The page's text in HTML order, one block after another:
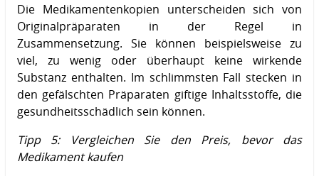
Die Medikamentenkopien unterscheiden sich von
Originalpräparaten in der Regel in
Zusammensetzung. Sie können beispielsweise zu
viel, zu wenig oder überhaupt keine wirkende
Substanz enthalten. Im schlimmsten Fall stecken in
den gefälschten Präparaten giftige Inhaltsstoffe, die
gesundheitsschädlich sein können.
Tipp 5: Vergleichen Sie den Preis, bevor das
Medikament kaufen